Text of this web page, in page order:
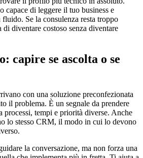
capace di leggere il tuo business e
Se la consulenza resta troppo
diventare costoso senza diventare
capire se ascolta o se
con una soluzione preconfezionata
il problema. È un segnale da prendere
processi, tempi e priorità diverse. Anche
lo stesso CRM, il modo in cui lo devono
la conversazione, ma non forza una